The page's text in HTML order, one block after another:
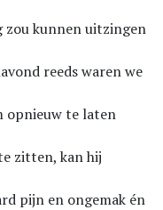
zou kunnen uitzingen
reeds waren we
opnieuw te laten
zitten, kan hij
pijn en ongemak én